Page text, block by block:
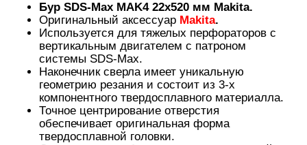
Бур SDS-Max MAK4 22x520 мм Makita.
Оригинальный аксессуар Makita.
Используется для тяжелых перфораторов с
вертикальным двигателем с патроном
системы SDS-Max.
Наконечник сверла имеет уникальную
геометрию резания и состоит из 3-х
компонентного твердосплавного материалла.
Точное центрирование отверстия
обеспечивает оригинальная форма
твердосплавной головки.